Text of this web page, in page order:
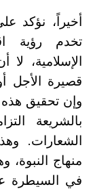
أخيراً، نؤكد
تخدم رؤية
الإسلامية،
قصيرة الأجل أو
وإن تحقيق
بالشريعة
الشعارات.
منهاج النبوة،
في السيطرة